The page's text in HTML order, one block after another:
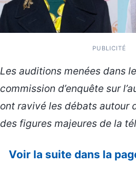
PUBLICITÉ
Les auditions menées dans
commission d’enquête sur
ont ravivé les débats autour
des figures majeures de la
Voir la suite dans la